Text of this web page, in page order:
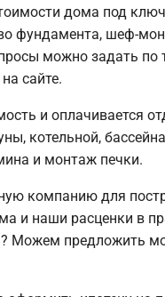
дома под
фундамента, шеф-
можно задать по
сайте.
и оплачивается
котельной,
и монтаж печки.
компанию для
и наши расценки в
Можем предложить